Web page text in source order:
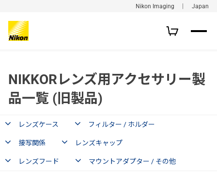
Nikon Imaging ｜ Japan
NIKKORレンズ用アクセサリー製
品一覧 (旧製品)
レンズケース フィルター / ホルダー
接写関係 レンズキャップ
レンズフード マウントアダプター / その他